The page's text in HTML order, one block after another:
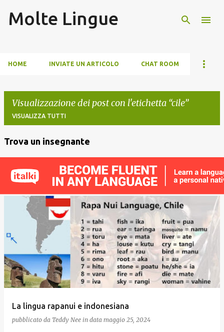
Molte Lingue
HOME INVIATE UN ARTICOLO CHAT ROOM
Visualizzazione dei post con l'etichetta cile
VISUALIZZA TUTTI
t
Trova un insegnante
La lingua rapanui e indonesiana
pubblicato da Teddy Nee in data maggio 25, 2024